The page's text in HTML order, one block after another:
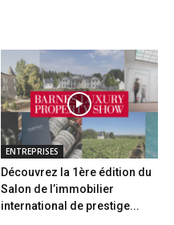
ENTREPRISES
Découvrez la 1ère édition du
Salon de l’immobilier
international de prestige...